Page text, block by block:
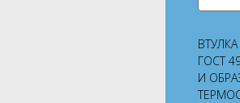
ГОСТ
И